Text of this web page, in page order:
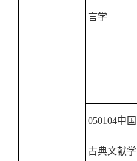
言学
050104中国
古典文献学